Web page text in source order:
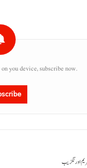
you device, subscribe now.
اورنگزیب